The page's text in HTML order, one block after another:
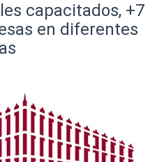
capacitados, +7
en diferentes